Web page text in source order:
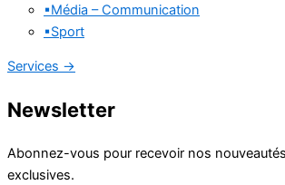
▪Média – Communication
▪Sport
Services →
Newsletter
Abonnez-vous pour recevoir nos
exclusives.